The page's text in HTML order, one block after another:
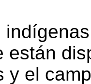
están
y el